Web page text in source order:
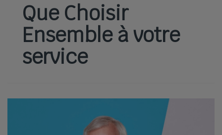
Que Choisir
Ensemble à votre
service